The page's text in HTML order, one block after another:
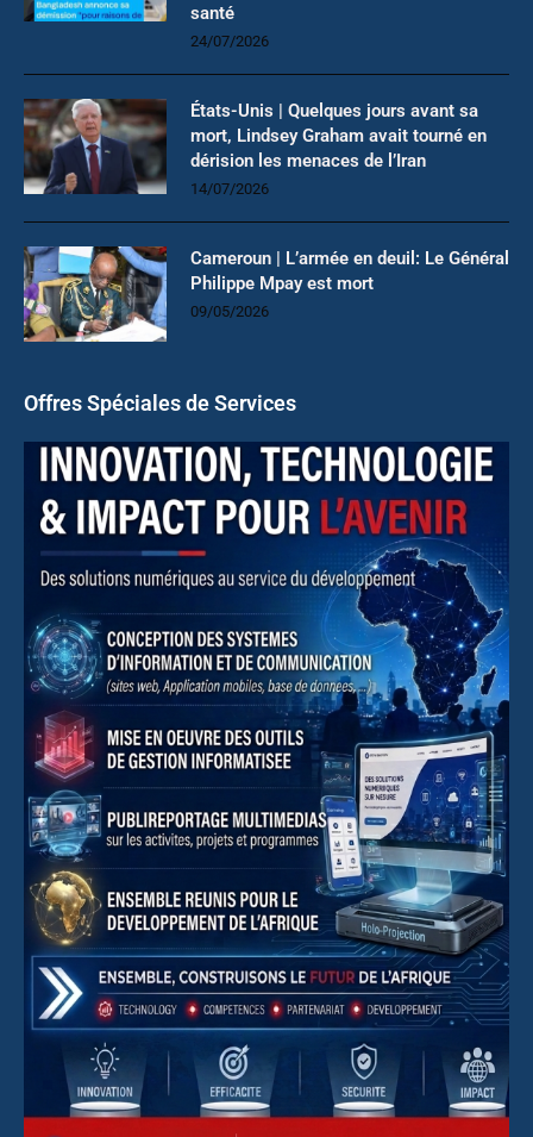
santé
24/07/2026
États-Unis | Quelques jours avant sa
mort, Lindsey Graham avait tourné en
dérision les menaces de l’Iran
14/07/2026
Cameroun | L’armée en deuil: Le Général
Philippe Mpay est mort
09/05/2026
Offres Spéciales de Services